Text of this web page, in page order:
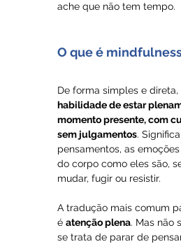
ache que não tem tempo.
O que é
De forma simples e direta,
habilidade de estar
momento presente, com
sem julgamentos.
pensamentos, as
do corpo como eles são,
mudar, fugir ou resistir.
A tradução mais comum
é atenção plena. Mas não
se trata de parar de